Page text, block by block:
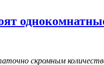
скромным